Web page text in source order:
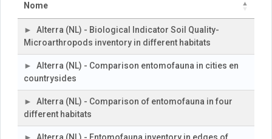
Nome
Alterra (NL) - Biological Indicator Soil Quality-
Microarthropods inventory in different habitats
Alterra (NL) - Comparison entomofauna in cities en
countrysides
Alterra (NL) - Comparison of entomofauna in four
different habitats